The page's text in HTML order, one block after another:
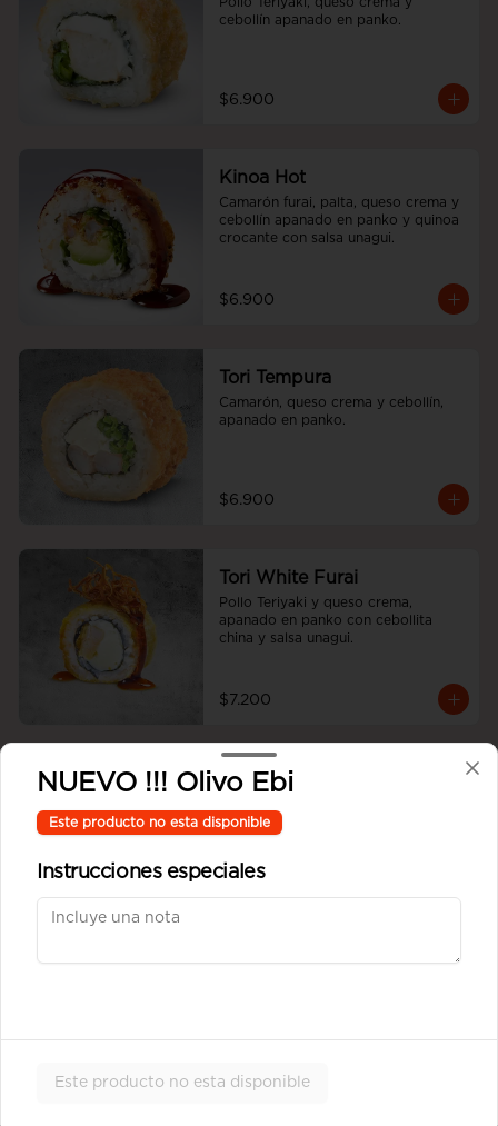
cebollín apanado en panko.
$6.900
Kinoa Hot
Camarón furai, palta, queso crema y
cebollín apanado en panko y quinoa
crocante con salsa unagui.
$6.900
Tori Tempura
Camarón, queso crema y cebollín,
apanado en panko.
$6.900
Tori White Furai
Pollo Teriyaki y queso crema,
apanado en panko con cebollita
china y salsa unagui.
$7.200
Ebi Cheese Tempura
masa tempura
$6.900
NUEVO !!! Olivo Ebi
Este producto no esta disponible
Instrucciones especiales
Este producto no esta disponible